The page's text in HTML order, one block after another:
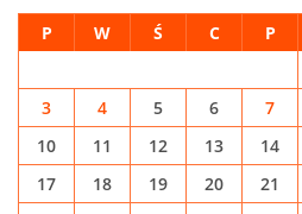
P W Ś C P
3
4 5 6 7
10
11 12 13 14
17
18 19 20 21